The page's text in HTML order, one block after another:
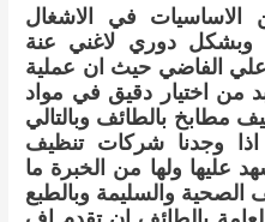
في الاشغال
وبشكل دوري لاغني عنة
الفاضي حيث ان عملية
من اختيار دقيق في مواد
مطابخ بالطائف وبالتالي
وجدنا شركات تنظيف
عليها ولها من الخبرة ما
الصحية والسليمة وبالطبع